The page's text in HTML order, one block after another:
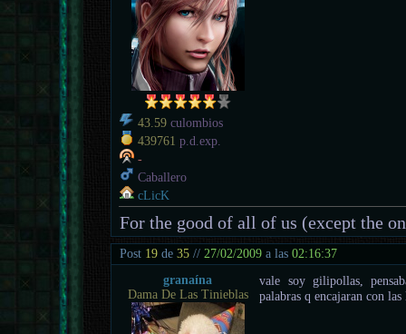
43.59 culombios
439761 p.d.exp.
-
Caballero
cLicK
For the good of all of us (except the
Post 19 de35 //27/02/2009 a las02:16:37
granaína
Dama De Las Tinieblas
vale soy gilipollas,
palabras q encajaran con